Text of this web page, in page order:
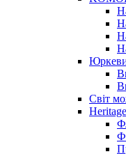
Світ